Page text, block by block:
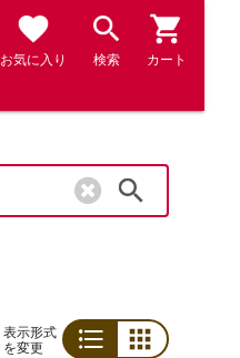
お気に入り 検索 カート
表示形式
を変更